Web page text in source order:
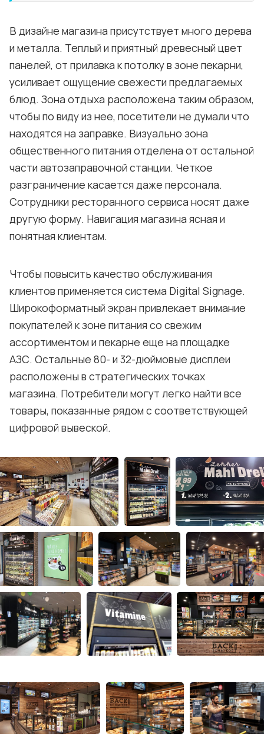
В дизайне магазина присутствует много дерева
и металла. Теплый и приятный древесный цвет
панелей, от прилавка к потолку в зоне пекарни,
усиливает ощущение свежести предлагаемых
блюд. Зона отдыха расположена таким образом,
чтобы по виду из нее, посетители не думали что
находятся на заправке. Визуально зона
общественного питания отделена от остальной
части автозаправочной станции. Четкое
разграничение касается даже персонала.
Сотрудники ресторанного сервиса носят даже
другую форму. Навигация магазина ясная и
понятная клиентам.
Чтобы повысить качество обслуживания
клиентов применяется система Digital Signage.
Широкоформатный экран привлекает внимание
покупателей к зоне питания со свежим
ассортиментом и пекарне еще на площадке
АЗС. Остальные 80- и 32-дюймовые дисплеи
расположены в стратегических точках
магазина. Потребители могут легко найти все
товары, показанные рядом с соответствующей
цифровой вывеской.